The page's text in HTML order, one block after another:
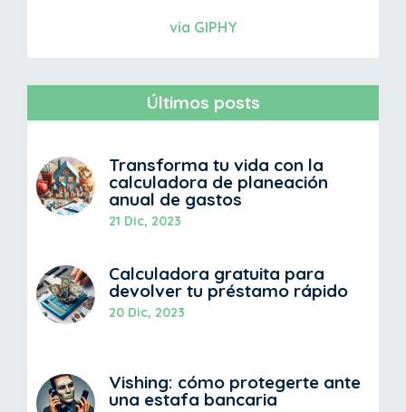
via GIPHY
Últimos posts
Transforma tu vida con la
calculadora de planeación
anual de gastos
21 Dic, 2023
Calculadora gratuita para
devolver tu préstamo rápido
20 Dic, 2023
Vishing: cómo protegerte ante
una estafa bancaria